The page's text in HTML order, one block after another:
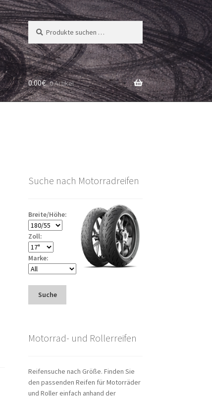
Suchen
nach:
Suchen
0.00€ 0 Artikel
Suche nach Motorradreifen
Breite/Höhe:
Zoll:
Marke:
Suche
Motorrad- und Rollerreifen
Reifensuche nach Größe. Finden Sie
den passenden Reifen für Motorräder
und Roller einfach anhand der